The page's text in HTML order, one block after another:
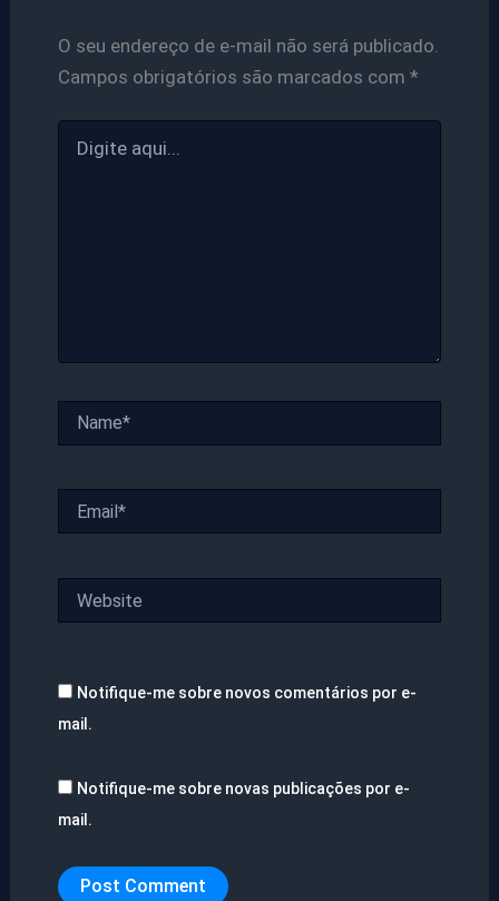
O seu endereço de e-mail não será publicado.
Campos obrigatórios são marcados com *
aqui...
Notifique-me sobre novos comentários por e-
mail.
Notifique-me sobre novas publicações por e-
mail.